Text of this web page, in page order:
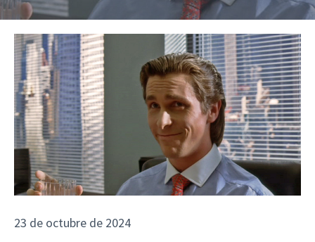
23 de octubre de 2024